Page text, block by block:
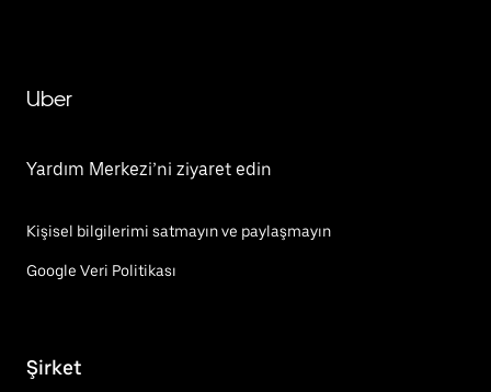
Uber
Yardım Merkezi’ni ziyaret edin
Kişisel bilgilerimi satmayın ve paylaşmayın
Google Veri Politikası
Şirket